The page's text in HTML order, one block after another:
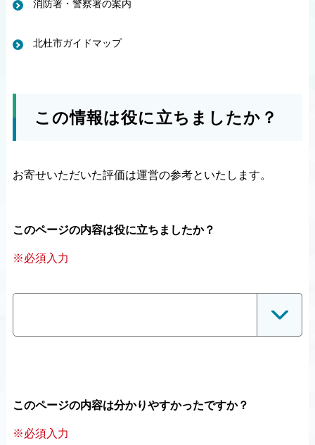
消防署・警察署の案内
北杜市ガイドマップ
この情報は役に立ちましたか？
お寄せいただいた評価は運営の参考といたします。
このページの内容は役に立ちましたか？
※必須入力
このページの内容は分かりやすかったですか？
※必須入力